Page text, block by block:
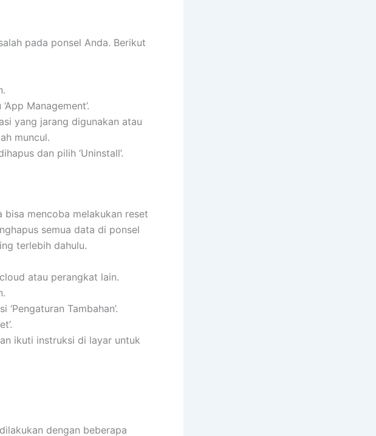
pada ponsel Anda. Berikut
Management’.
yang jarang digunakan atau
muncul.
dan pilih ‘Uninstall’.
mencoba melakukan reset
semua data di ponsel
terlebih dahulu.
atau perangkat lain.
‘Pengaturan Tambahan’.
ikuti instruksi di layar untuk
dengan beberapa